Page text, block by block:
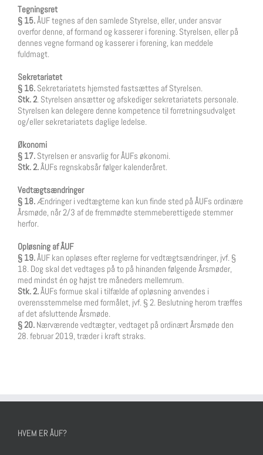
Tegningsret
§ 15.ÅUF tegnes af den samlede Styrelse, eller, under ansvar
overfor denne, af formand og kasserer i forening. Styrelsen, eller på
dennes vegne formand og kasserer i forening, kan meddele
fuldmagt.
Sekretariatet
§ 16. Sekretariatets hjemsted fastsættes af Styrelsen.
Stk. 2 . Styrelsen ansætter og afskediger sekretariatets personale.
Styrelsen kan delegere denne kompetence til forretningsudvalget
og/eller sekretariatets daglige ledelse.
Økonomi
§ 17. Styrelsen er ansvarlig for ÅUFs økonomi.
Stk. 2.ÅUFs regnskabsår følger kalenderåret.
Vedtægtsændringer
§ 18. Ændringer i vedtægterne kan kun finde sted på ÅUFs ordinære
Årsmøde, når 2/3 af de fremmødte stemmeberettigede stemmer
herfor.
Opløsning af ÅUF
§ 19.ÅUF kan opløses efter reglerne for vedtægtsændringer, jvf. §
18. Dog skal det vedtages på to på hinanden følgende Årsmøder,
med mindst én og højst tre måneders mellemrum.
Stk. 2.ÅUFs formue skal i tilfælde af opløsning anvendes i
overensstemmelse med formålet, jvf. § 2. Beslutning herom træffes
af det afsluttende Årsmøde.
§ 20. Nærværende vedtægter, vedtaget på ordinært Årsmøde den
28. februar 2019, træder i kraft straks.
HVEM ER ÅUF?